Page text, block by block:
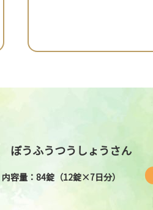
ぼうふうつうしょうさん
内容量：84錠（12錠×7日分）